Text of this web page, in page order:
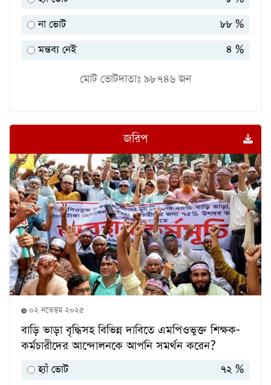
না ভোট
৮৮ %
মন্তব্য নেই
৪ %
মোট ভোটদাতাঃ ৯৮৭৪৬জন
জরিপ
০২ নভেম্বর ২০২৫
বাড়ি ভাড়া বৃদ্ধিসহ বিভিন্ন দাবিতে এমপিওভুক্ত শিক্ষক-
কর্মচারীদের আন্দোলনকে আপনি সমর্থন করেন?
হ্যাঁ ভোট
৭২ %